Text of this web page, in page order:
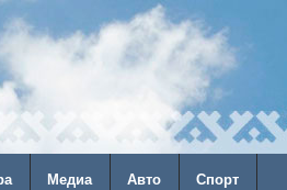
Медиа Авто Спорт